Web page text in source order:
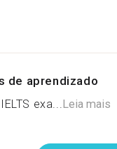
de aprendizado
exa...Leia mais